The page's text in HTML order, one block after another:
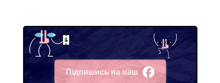
Підпишись на наш
Facebook